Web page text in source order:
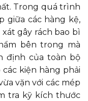
Trong quá trình
giữa các hàng kệ,
gây rách bao bì
bên trong mà
định của toàn bộ
kiện hàng phải
vặn với các mép
tra kỹ kích thước